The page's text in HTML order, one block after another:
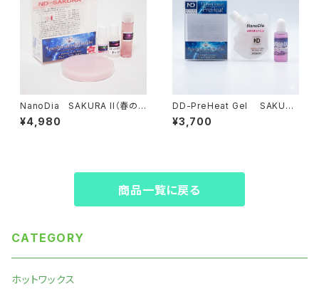
NanoDia SAKURA II（春の
雪）【ホットワックス+水性ジェ
ル】
¥4,980
DD-PreHeat Gel SAKURA
（湿雪・古雪）パウチタイプ【ジェ
ルワックス+水性ﾘｷｯﾄﾞ】
¥3,700
商品一覧に戻る
CATEGORY
ホットワックス